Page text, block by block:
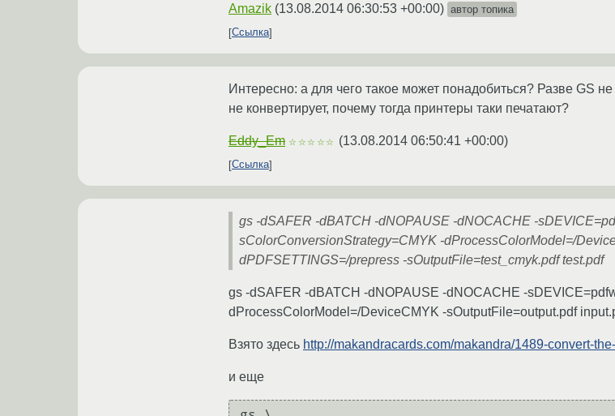
Amazik (13.08.2014 06:30:53 +00:00) автор топика
Ссылка
Интересно: а для чего такое может понадобиться? Разве GS
не конвертирует, почему тогда принтеры таки печатают?
Eddy_Em ☆☆☆☆☆ (13.08.2014 06:50:41 +00:00)
Ссылка
gs -dSAFER -dBATCH -dNOPAUSE -dNOCACHE -
sColorConversionStrategy=CMYK -dProcessColorModel=/
dPDFSETTINGS=/prepress -sOutputFile=test_cmyk.pdf test.pdf
gs -dSAFER -dBATCH -dNOPAUSE -dNOCACHE -
dProcessColorModel=/DeviceCMYK -sOutputFile=output.pdf
Взято здесь http://makandracards.com/makandra/1489-convert-
и еще